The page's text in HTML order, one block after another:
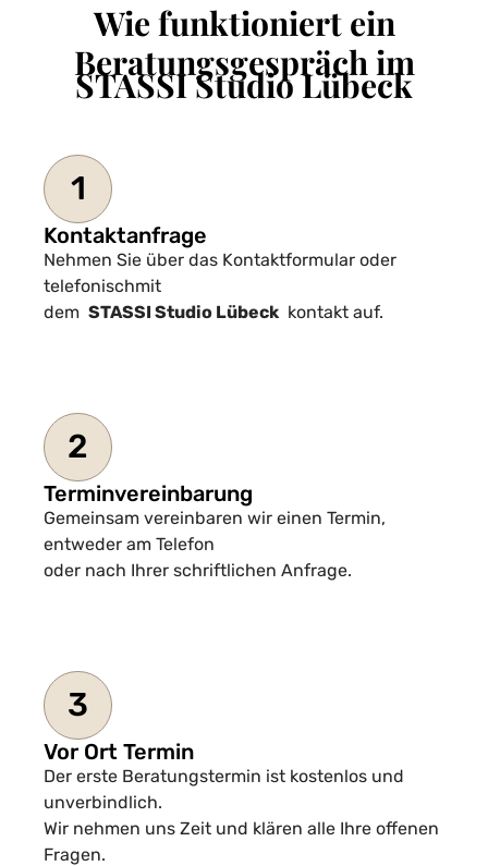
Wie funktioniert ein
Beratungsgespräch im
STASSI Studio Lübeck
1
Kontaktanfrage
Nehmen Sie über das Kontaktformular oder
telefonischmit
dem STASSI Studio Lübeck kontakt auf.
2
Terminvereinbarung
Gemeinsam vereinbaren wir einen Termin,
entweder am Telefon
oder nach Ihrer schriftlichen Anfrage.
3
Vor Ort Termin
Der erste Beratungstermin ist kostenlos und
unverbindlich.
Wir nehmen uns Zeit und klären alle Ihre offenen
Fragen.